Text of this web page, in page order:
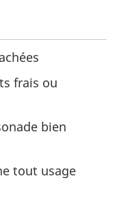
frais ou
bien
tout usage